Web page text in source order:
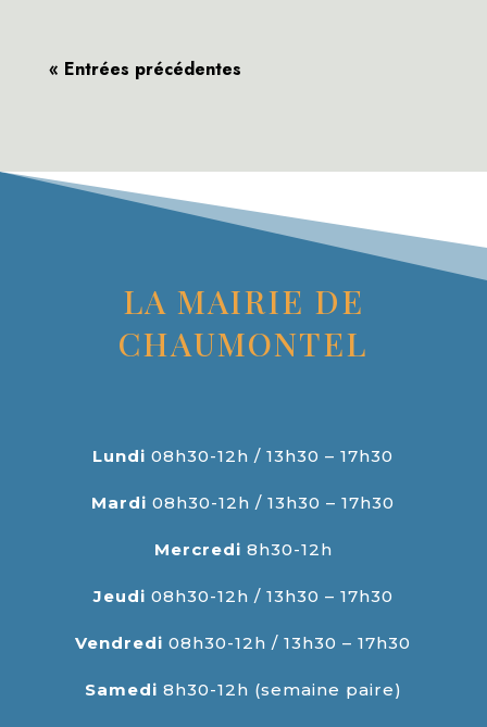
« Entrées précédentes
LA MAIRIE DE
CHAUMONTEL
Lundi 08h30-12h / 13h30 – 17h30
Mardi08h30-12h / 13h30 – 17h30
Mercredi 8h30-12h
Jeudi 08h30-12h / 13h30 – 17h30
Vendredi 08h30-12h / 13h30 – 17h30
Samedi 8h30-12h (semaine paire)